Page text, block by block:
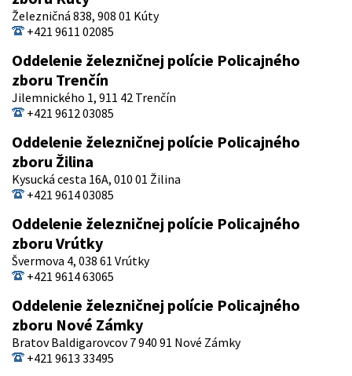
Železničná 838, 908 01 Kúty
+421 9611 02085
Oddelenie železničnej polície Policajného
zboru Trenčín
Jilemnického 1, 911 42 Trenčín
+421 9612 03085
Oddelenie železničnej polície Policajného
zboru Žilina
Kysucká cesta 16A, 010 01 Žilina
+421 9614 03085
Oddelenie železničnej polície Policajného
zboru Vrútky
Švermova 4, 038 61 Vrútky
+421 9614 63065
Oddelenie železničnej polície Policajného
zboru Nové Zámky
Bratov Baldigarovcov 7 940 91 Nové Zámky
+421 9613 33495